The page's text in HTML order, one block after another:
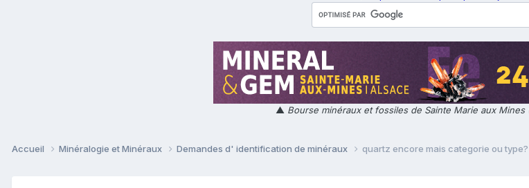
▲ Bourse minéraux et fossiles de Sainte Marie aux
Accueil Minéralogie et Minéraux Demandes d' identification de minéraux quartz encore mais categorie ou type?